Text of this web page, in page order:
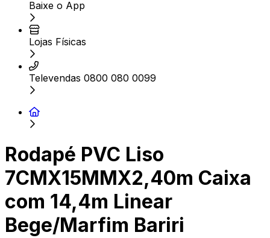
Baixe o App
Lojas Físicas
Televendas 0800 080 0099
Rodapé PVC Liso
7CMX15MMX2,40m Caixa
com 14,4m Linear
Bege/Marfim Bariri